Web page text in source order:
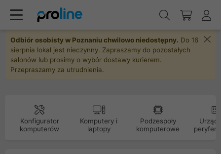
Odbiór osobisty w Poznaniu chwilowo niedostępny. Do 16
sierpnia lokal jest nieczynny. Zapraszamy do pozostałych
salonów lub prosimy o wybór dostawy kurierem.
Przepraszamy za utrudnienia.
Konfigurator
komputerów
Komputery i
laptopy
Podzespoły
komputerowe